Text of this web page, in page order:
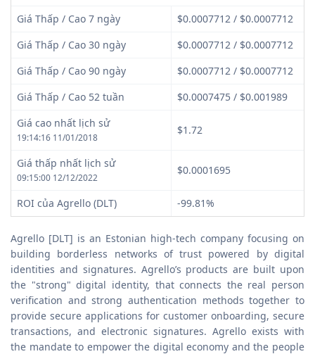
Giá Thấp / Cao 7 ngày
$0.0007712 / $0.0007712
Giá Thấp / Cao 30 ngày
$0.0007712 / $0.0007712
Giá Thấp / Cao 90 ngày
$0.0007712 / $0.0007712
Giá Thấp / Cao 52 tuần
$0.0007475 / $0.001989
Giá cao nhất lịch sử
19:14:16 11/01/2018
$1.72
Giá thấp nhất lịch sử
09:15:00 12/12/2022
$0.0001695
ROI của Agrello (DLT) -99.81%
Agrello [DLT] is an Estonian high-tech company focusing on
building borderless networks of trust powered by digital
identities and signatures. Agrello’s products are built upon
the "strong" digital identity, that connects the real person
verification and strong authentication methods together to
provide secure applications for customer onboarding, secure
transactions, and electronic signatures. Agrello exists with
the mandate to empower the digital economy and the people